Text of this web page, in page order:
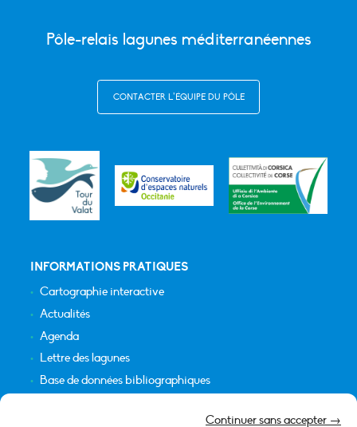
Continuer sans accepter →
Pôle-relais lagunes méditerranéennes
CONTACTER L’ÉQUIPE DU PÔLE
INFORMATIONS PRATIQUES
Cartographie interactive
Actualités
Agenda
Lettre des lagunes
Base de données bibliographiques